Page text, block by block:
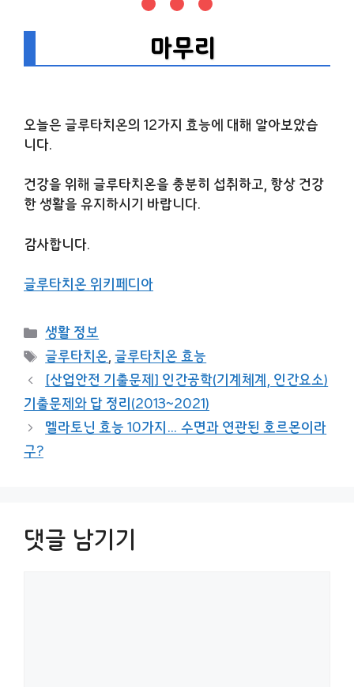
마무리
오늘은 글루타치온의 12가지 효능에 대해 알아보았습
니다.
건강을 위해 글루타치온을 충분히 섭취하고, 항상 건강
한 생활을 유지하시기 바랍니다.
감사합니다.
글루타치온 위키페디아
카
테
리
생활 정보
태
그
글루타치온 ,글루타치온 효능
[산업안전 기출문제] 인간공학(기계체계, 인간요소)
기출문제와 답 정리(2013~2021)
멜라토닌 효능 10가지… 수면과 연관된 호르몬이라
구?
댓글 남기기